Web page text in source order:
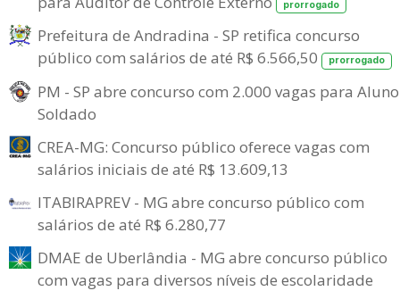
prorrogado
Prefeitura de Andradina - SP retifica concurso
público com salários de até R$ 6.566,50
prorrogado
PM - SP abre concurso com 2.000 vagas para
Soldado
CREA-MG: Concurso público oferece vagas com
salários iniciais de até R$ 13.609,13
ITABIRAPREV - MG abre concurso público com
salários de até R$ 6.280,77
DMAE de Uberlândia - MG abre concurso público
com vagas para diversos níveis de escolaridade